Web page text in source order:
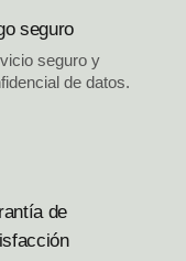
seguro
seguro y
de datos.
de